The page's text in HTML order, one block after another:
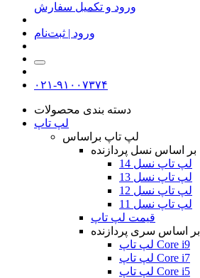
ورود و تکمیل سفارش
ورود | ثبت‌نام
۰۲۱-۹۱۰۰۷۳۷۴
دسته بندی محصولات
لپ تاپ
لپ تاپ براساس
بر اساس نسل پردازنده
لپ تاپ نسل 14
لپ تاپ نسل 13
لپ تاپ نسل 12
لپ تاپ نسل 11
قیمت لپ تاپ
بر اساس سری پردازنده
لپ تاپ Core i9
لپ تاپ Core i7
لپ تاپ Core i5